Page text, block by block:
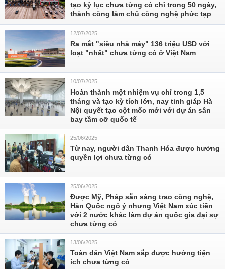
tạo kỷ lục chưa từng có chỉ trong 50 ngày,
thành công làm chủ công nghệ phức tạp
12/07/2025
Ra mắt "siêu nhà máy" 136 triệu USD với
loạt "nhất" chưa từng có ở Việt Nam
10/07/2025
Hoàn thành một nhiệm vụ chỉ trong 1,5
tháng và tạo kỳ tích lớn, nay tỉnh giáp Hà
Nội quyết tạo cột mốc mới với dự án sân
bay tầm cỡ quốc tế
25/06/2025
Từ nay, người dân Thanh Hóa được hưởng
quyền lợi chưa từng có
25/06/2025
Được Mỹ, Pháp sẵn sàng trao công nghệ,
Hàn Quốc ngỏ ý nhưng Việt Nam xúc tiến
với 2 nước khác làm dự án quốc gia đại sự
chưa từng có
13/06/2025
Toàn dân Việt Nam sắp được hưởng tiện
ích chưa từng có